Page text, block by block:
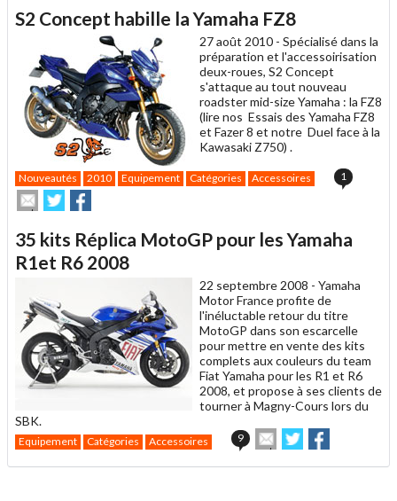
à
un
ami
S2 Concept habille la Yamaha FZ8
27 août 2010 - Spécialisé dans la
préparation et l'accessoirisation
deux-roues, S2 Concept
s'attaque au tout nouveau
roadster mid-size Yamaha : la FZ8
(lire nos Essais des Yamaha FZ8
et Fazer 8 et notre Duel face à la
Kawasaki Z750) .
Nouveautés 2010 Equipement Catégories Accessoires 1
Envoyer
cet
à
un
ami
Partager
sur
sur
35 kits Réplica MotoGP pour les Yamaha
R1et R6 2008
22 septembre 2008 - Yamaha
Motor France profite de
l'inéluctable retour du titre
MotoGP dans son escarcelle
pour mettre en vente des kits
complets aux couleurs du team
Fiat Yamaha pour les R1 et R6
2008, et propose à ses clients de
tourner à Magny-Cours lors du
SBK.
Equipement Catégories Accessoires 9
Envoyer
cet
article
Partager
sur
Twitter
sur
Facebook